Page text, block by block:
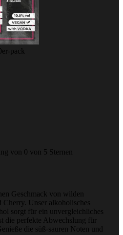
von 0 von 5 Sternen
Geschmack von wilden
Unser alkoholisches
sorgt für ein unvergleichliches
die perfekte Abwechslung für
die süß-sauren Noten und